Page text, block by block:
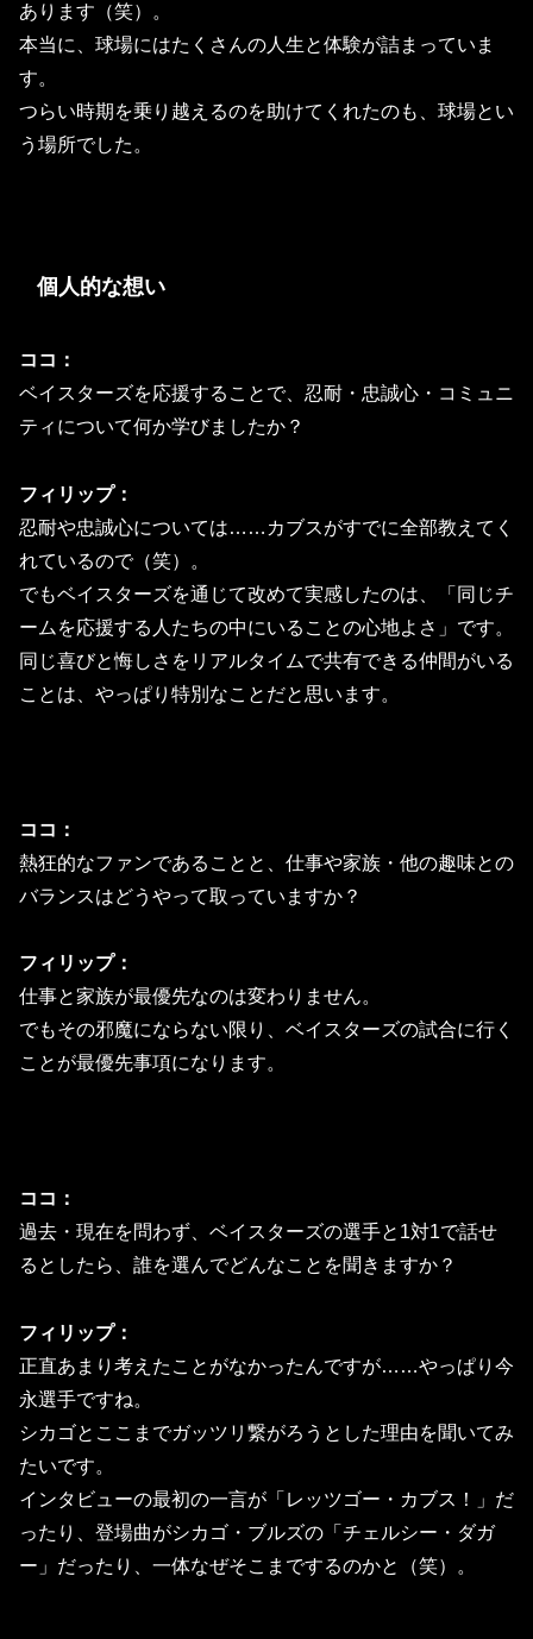
あります（笑）。
本当に、球場にはたくさんの人生と体験が詰まっていま
す。
つらい時期を乗り越えるのを助けてくれたのも、球場とい
う場所でした。
個人的な想い
ココ：
ベイスターズを応援することで、忍耐・忠誠心・コミュニ
ティについて何か学びましたか？
フィリップ：
忍耐や忠誠心については……カブスがすでに全部教えてく
れているので（笑）。
でもベイスターズを通じて改めて実感したのは、「同じチ
ームを応援する人たちの中にいることの心地よさ」です。
同じ喜びと悔しさをリアルタイムで共有できる仲間がいる
ことは、やっぱり特別なことだと思います。
ココ：
熱狂的なファンであることと、仕事や家族・他の趣味との
バランスはどうやって取っていますか？
フィリップ：
仕事と家族が最優先なのは変わりません。
でもその邪魔にならない限り、ベイスターズの試合に行く
ことが最優先事項になります。
ココ：
過去・現在を問わず、ベイスターズの選手と1対1で話せ
るとしたら、誰を選んでどんなことを聞きますか？
フィリップ：
正直あまり考えたことがなかったんですが……やっぱり今
永選手ですね。
シカゴとここまでガッツリ繋がろうとした理由を聞いてみ
たいです。
インタビューの最初の一言が「レッツゴー・カブス！」だ
ったり、登場曲がシカゴ・ブルズの「チェルシー・ダガ
ー」だったり、一体なぜそこまでするのかと（笑）。